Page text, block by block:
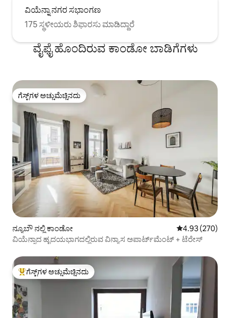
ವಿಯೆನ್ನಾ ನಗರ ಸಭಾಂಗಣ
175 ಸ್ಥಳೀಯರು ಶಿಫಾರಸು ಮಾಡಿದ್ದಾರೆ
ವೈಫೈ ಹೊಂದಿರುವ ಕಾಂಡೋ ಬಾಡಿಗೆಗಳು
ಗೆಸ್ಟ್‌ಗಳ ಅಚ್ಚುಮೆಚ್ಚಿನದು
ಗೆಸ್ಟ್‌ಗಳ ಅಚ್ಚುಮೆಚ್ಚಿನದು
ನ್ಯೂಬೌ ನಲ್ಲಿ ಕಾಂಡೋ 5 ರಲ್ಲಿ 4.93
4.93 (270)
ವಿಯೆನ್ನಾದ ಹೃದಯಭಾಗದಲ್ಲಿರುವ ವಿನ್ಯಾಸ ಅಪಾರ್ಟ್‌ಮೆಂಟ್ + ಟೆರೇಸ್
ಗೆಸ್ಟ್‌ಗಳಿಗೆ ಅತಿ ಹೆಚ್ಚು ಅಚ್ಚುಮೆಚ್ಚಿನದು
ಗೆಸ್ಟ್‌ಗಳ ಅಚ್ಚುಮೆಚ್ಚಿನದು